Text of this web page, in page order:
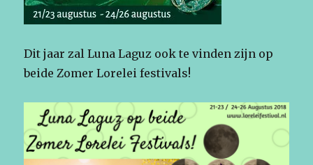
Dit jaar zal Luna Laguz ook te vinden zijn op
beide Zomer Lorelei festivals!